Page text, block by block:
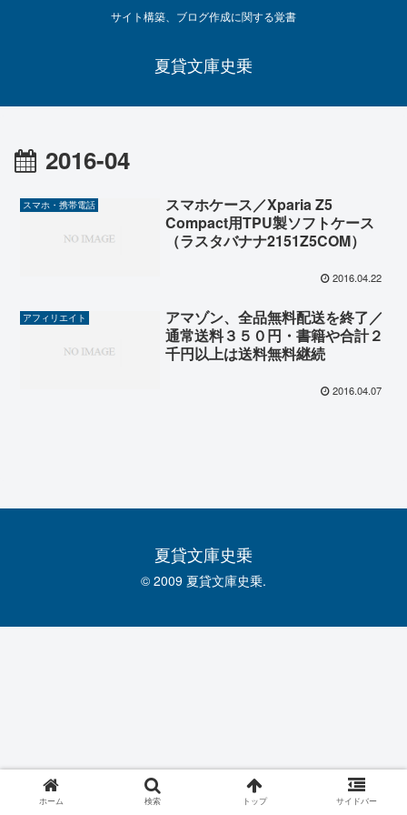
サイト構築、ブログ作成に関する覚書
夏貸文庫史乗
2016-04
スマホ・携帯電話
スマホケース／Xparia Z5
Compact用TPU製ソフトケース
（ラスタバナナ2151Z5COM）
2016.04.22
アフィリエイト
アマゾン、全品無料配送を終了／
通常送料３５０円・書籍や合計２
千円以上は送料無料継続
2016.04.07
夏貸文庫史乗
© 2009 夏貸文庫史乗.
ホーム 検索 トップ サイドバー